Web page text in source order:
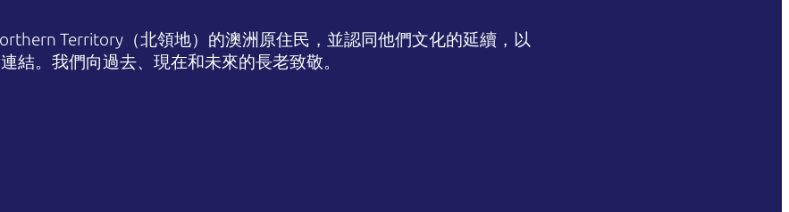
Territory（北領地）的澳洲原住民，並認同他們文化的延續，以
結。我們向過去、現在和未來的長老致敬。